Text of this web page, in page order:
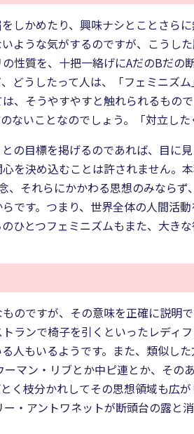
しかめたり、興味ナシとことさら
ような気がするのですが、こうし
性質を、十把一絡げにAだのBだ
うしたって人は、「フェミニズ
、そうやすやすと触れられるもの
ないことなのでしょう。「対立した
の目標を掲げるのであれば、目に
を決め込むことは許されません。
それらにかかわる思想のみなら
です。つまり、世界全体の人間活
ひとつフェミニズムもまた、大き
のですが、その意味を正確に説明
ランで椅子を引くといったレディ
人もいるようです。また、類似し
マン・リブとか中ピ連とか、そ
く枝分かれしてその思想領域も広
・アントワネットが断頭台の露と